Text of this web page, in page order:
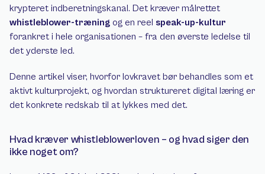
whistleblower-træning og en reel speak-up-kultur
forankret i hele organisationen – fra den øverste ledelse til
det yderste led.
Denne artikel viser, hvorfor lovkravet bør behandles som et
aktivt kulturprojekt, og hvordan struktureret digital læring er
det konkrete redskab til at lykkes med det.
Hvad kræver whistleblowerloven – og hvad siger den
ikke noget om?